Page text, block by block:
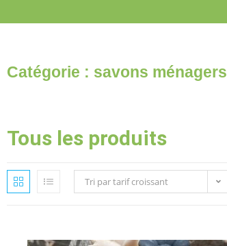
Catégorie : savons ménagers
Tous les produits
Tri par tarif croissant